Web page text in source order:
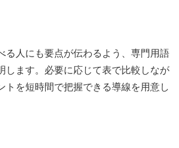
る人にも要点が伝わるよう、専門用語
します。必要に応じて表で比較しなが
トを短時間で把握できる導線を用意し